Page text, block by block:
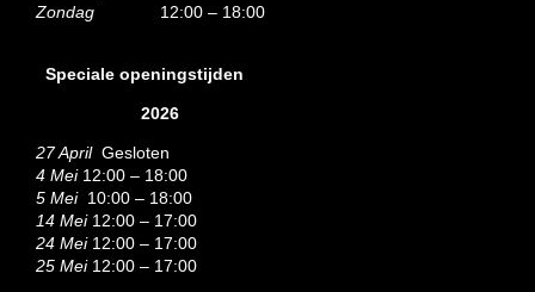
Zondag
12:00 – 18:00
Speciale openingstijden
2026
27 AprilGesloten
4 Mei12:00 – 18:00
5 Mei10:00 – 18:00
14 Mei12:00 – 17:00
24 Mei12:00 – 17:00
25 Mei 12:00 – 17:00